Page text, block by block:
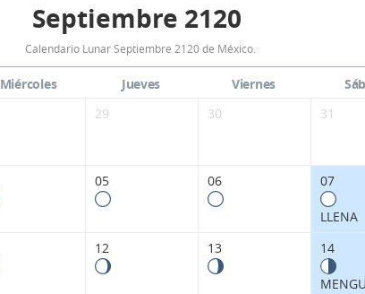
Calendario
Lunar
Septiembre
México.
Septiembre 2120
Calendario Lunar Septiembre 2120 de México.
Miércoles Jueves Viernes
29 30 31
05 06 07
LLENA
12 13 14